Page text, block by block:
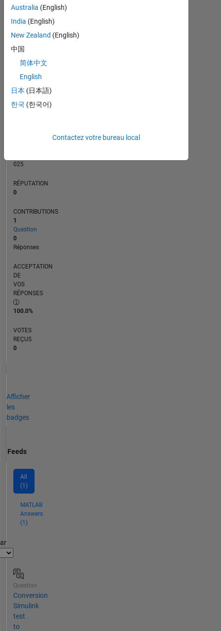
CONTRIBUTIONS L
0
1
025
RÉPUTATION
0
CONTRIBUTIONS
1
Question
0
Réponses
ACCEPTATION
DE
VOS
RÉPONSES
100.0%
VOTES
REÇUS
0
Afficher
les
badges
Feeds
All
(1)
MATLAB
Answers
(1)
Question
Conversion
Simulink
test
to
Australia (English)
India (English)
New Zealand (English)
中国
简体中文
English
日本 (日本語)
한국 (한국어)
Contactez votre bureau local